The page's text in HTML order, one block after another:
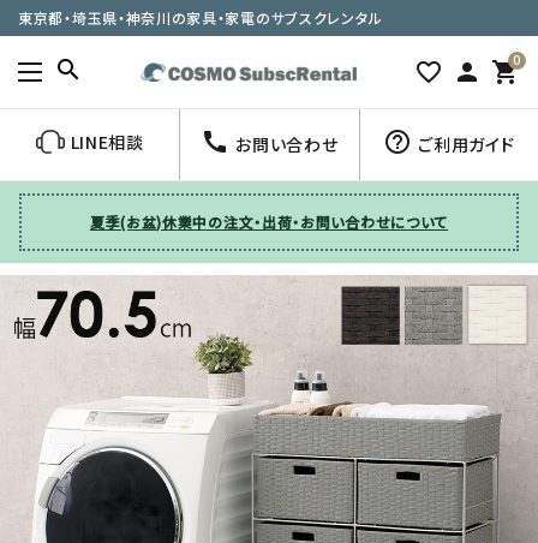
東京都・埼玉県・神奈川の家具・家電のサブスクレンタル
search favorite_border person 0
shopping_cart
LINE相談 call お問い合わせ help_outline ご利用ガイド
夏季(お盆)休業中の注文・出荷・お問い合わせについて